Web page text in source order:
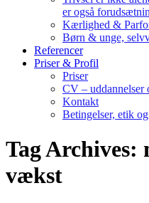
er også
Kærlighed &
Børn & unge,
Referencer
Priser & Profil
Priser
CV – uddannelser
Kontakt
Betingelser, etik
Tag Archives:
vækst